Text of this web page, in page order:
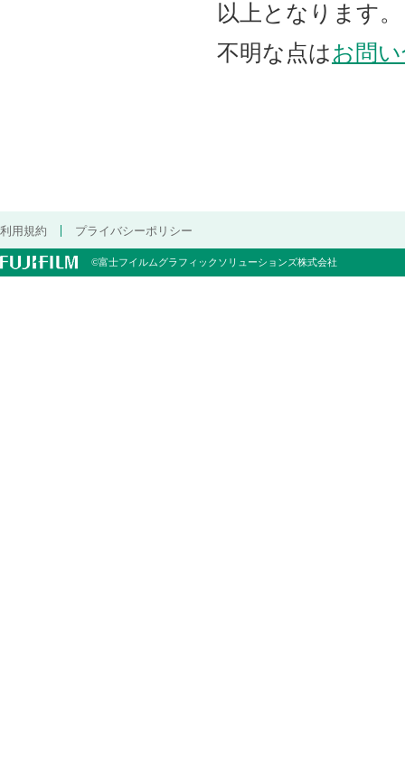
以上となります。
不明な点はお問
利用規約 プライバシーポリシー
FUJIFILM
©富士フイルムグラフィックソリューションズ株式会社